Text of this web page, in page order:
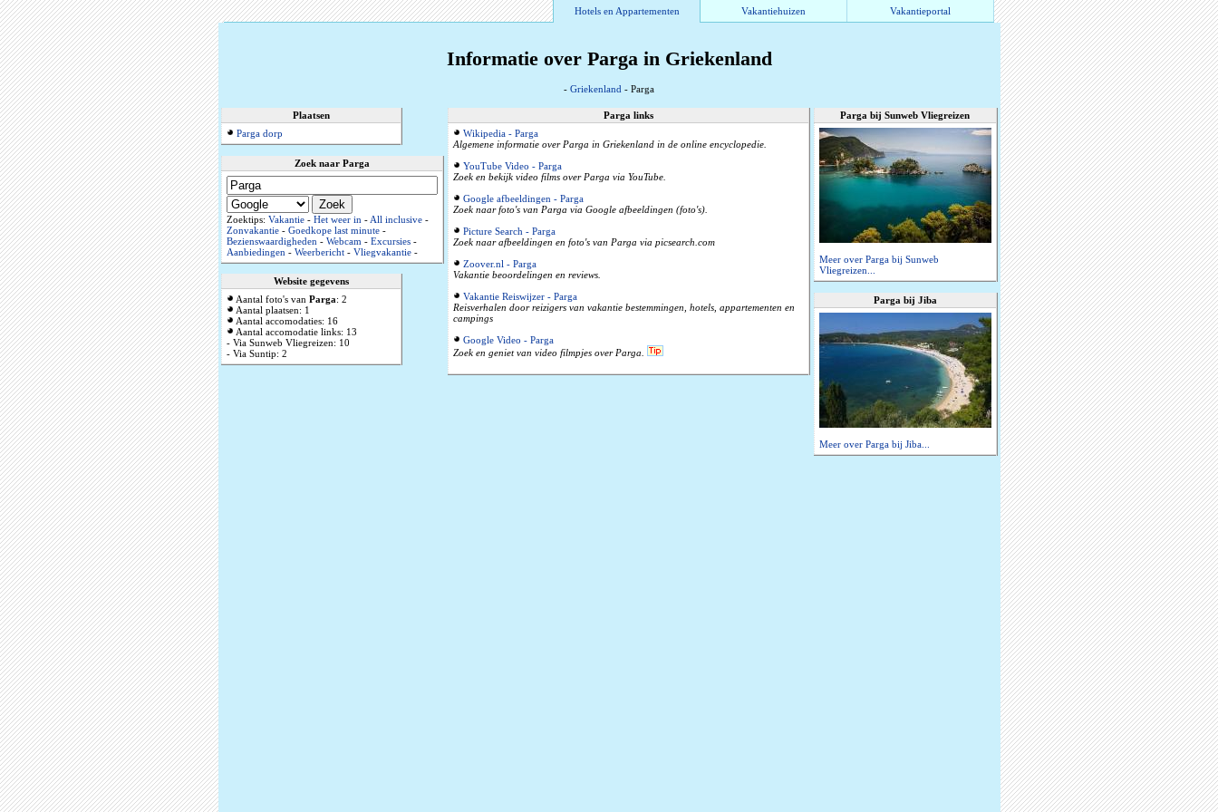
Hotels en Appartementen Vakantiehuizen Vakantieportal
Informatie over Parga in Griekenland
- Griekenland - Parga
Plaatsen
Parga dorp
Zoek naar Parga
Zoektips: Vakantie- Het weer in-All inclusive-
Zonvakantie- Goedkope last minute-
Bezienswaardigheden- Webcam- Excursies-
Aanbiedingen- Weerbericht- Vliegvakantie-
Website gegevens
Aantal foto's van Parga: 2
Aantal plaatsen: 1
Aantal accomodaties: 16
Aantal accomodatie links: 13
- Via Sunweb Vliegreizen: 10
- Via Suntip: 2
Parga links
Wikipedia - Parga
Algemene informatie over Parga in Griekenland in de online encyclopedie.
YouTube Video - Parga
Zoek en bekijk video films over Parga via YouTube.
Google afbeeldingen - Parga
Zoek naar foto's van Parga via Google afbeeldingen (foto's).
Picture Search - Parga
Zoek naar afbeeldingen en foto's van Parga via picsearch.com
Zoover.nl - Parga
Vakantie beoordelingen en reviews.
Vakantie Reiswijzer - Parga
Reisverhalen door reizigers van vakantie bestemmingen, hotels, appartementen en
campings
Google Video - Parga
Zoek en geniet van video filmpjes over Parga.
Parga bij Sunweb Vliegreizen
Meer over Parga bij Sunweb
Vliegreizen...
Parga bij Jiba
Meer over Parga bij Jiba...